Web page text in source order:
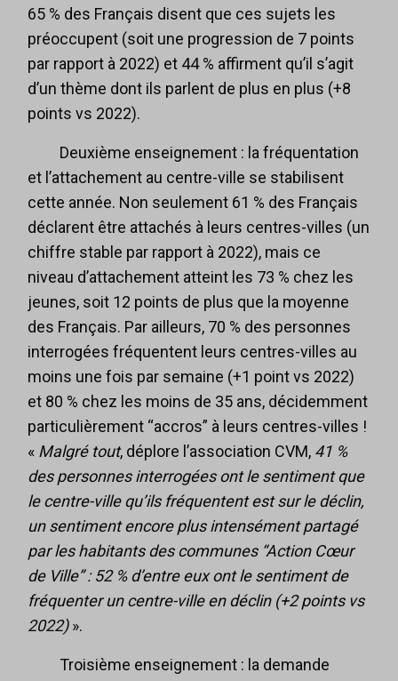
65 % des Français disent que ces sujets les
préoccupent (soit une progression de 7 points
par rapport à 2022) et 44 % affirment qu’il s’agit
d’un thème dont ils parlent de plus en plus (+8
points vs 2022).
Deuxième enseignement : la fréquentation
et l’attachement au centre-ville se stabilisent
cette année. Non seulement 61 % des Français
déclarent être attachés à leurs centres-villes (un
chiffre stable par rapport à 2022), mais ce
niveau d’attachement atteint les 73 % chez les
jeunes, soit 12 points de plus que la moyenne
des Français. Par ailleurs, 70 % des personnes
interrogées fréquentent leurs centres-villes au
moins une fois par semaine (+1 point vs 2022)
et 80 % chez les moins de 35 ans, décidemment
particulièrement “accros” à leurs centres-villes !
« Malgré tout, déplore l’association CVM, 41 %
des personnes interrogées ont le sentiment que
le centre-ville qu’ils fréquentent est sur le déclin,
un sentiment encore plus intensément partagé
par les habitants des communes “Action Cœur
de Ville” : 52 % d’entre eux ont le sentiment de
fréquenter un centre-ville en déclin (+2 points vs
2022)».
Troisième enseignement : la demande